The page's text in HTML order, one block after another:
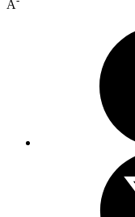
A